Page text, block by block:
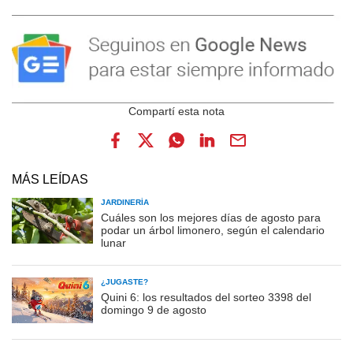
MÁS LEÍDAS
JARDINERÍA
Cuáles son los mejores días de agosto para
podar un árbol limonero, según el calendario
lunar
¿JUGASTE?
Quini 6: los resultados del sorteo 3398 del
domingo 9 de agosto